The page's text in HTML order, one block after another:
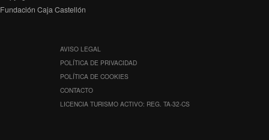
Fundación Caja Castellón
AVISO LEGAL
POLÍTICA DE PRIVACIDAD
POLÍTICA DE COOKIES
CONTACTO
LICENCIA TURISMO ACTIVO: REG. TA-32-CS